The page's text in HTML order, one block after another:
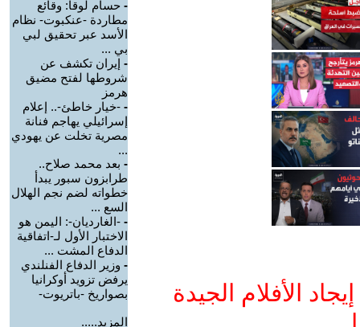
الأفلام الجيدة
- حسام لوقا: وقائع
مطاردة -عنكبوت- نظام
الأسد عبر تحقيق لبي
بي ...
- إيران تكشف عن
شروطها لفتح مضيق
هرمز
- -خيار خاطئ-.. إعلام
إسرائيلي يهاجم فنانة
مصرية تخلت عن يهودي
...
- بعد محمد صلاح..
طرابزون سبور يبدأ
خطواته لضم نجم الهلال
السع ...
- -الغارديان-: اليمن هو
الاختبار الأول لـ-اتفاقية
الدفاع المشت ...
- وزير الدفاع الفنلندي
يرفض تزويد أوكرانيا
بصواريخ -باتريوت-
المزيد.....